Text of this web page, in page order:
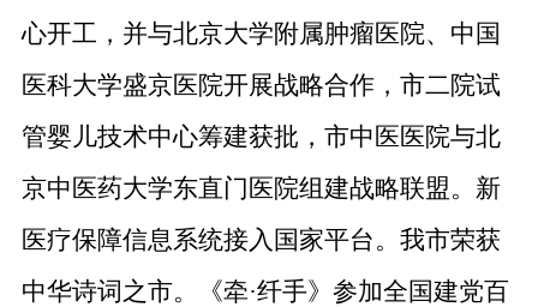
心开工，并与北京大学附属肿瘤医院、中国
医科大学盛京医院开展战略合作，市二院试
管婴儿技术中心筹建获批，市中医医院与北
京中医药大学东直门医院组建战略联盟。新
医疗保障信息系统接入国家平台。我市荣获
中华诗词之市。《牵·纤手》参加全国建党百